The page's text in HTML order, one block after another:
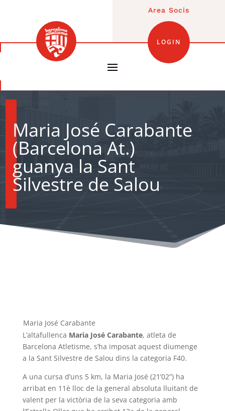
Area Socis
LOGIN
Maria José Carabante
(Barcelona At.)
guanya la Sant
Silvestre de Salou
Maria José Carabante
L’altafullenca Maria José Carabante, atleta de
Barcelona Atletisme, s’ha imposat aquest diumenge
a la Sant Silvestre de Salou dins la categoria F40.
A una cursa d’uns 5 km, la Maria José (21’02”) ha
arribat en 11è lloc de la general absoluta lluitant de
valent per la victòria de la seva categoria amb